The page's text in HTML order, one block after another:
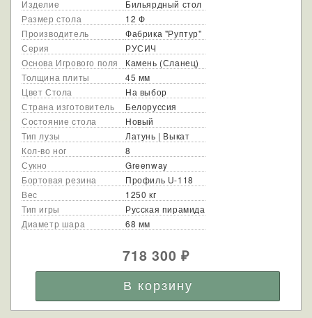
Изделие
Бильярдный стол
Размер стола
12 Ф
Производитель
Фабрика "Руптур"
Серия
РУСИЧ
Основа Игрового поля
Камень (Сланец)
Толщина плиты
45 мм
Цвет Стола
На выбор
Страна изготовитель
Белоруссия
Состояние стола
Новый
Тип лузы
Латунь | Выкат
Кол-во ног
8
Сукно
Greenway
Бортовая резина
Профиль U-118
Вес
1250 кг
Тип игры
Русская пирамида
Диаметр шара
68 мм
718 300₽